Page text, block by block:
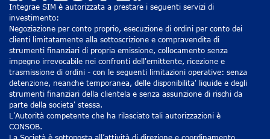
Integrae SIM è autorizzata a prestare i seguenti servizi di
investimento:
Negoziazione per conto proprio, esecuzione di ordini per conto dei
clienti limitatamente alla sottoscrizione e compravendita di
strumenti finanziari di propria emissione, collocamento senza
impegno irrevocabile nei confronti dell'emittente, ricezione e
trasmissione di ordini - con le seguenti limitazioni operative: senza
detenzione, neanche temporanea, delle disponibilita' liquide e degli
strumenti finanziari della clientela e senza assunzione di rischi da
parte della societa' stessa.
L’Autorità competente che ha rilasciato tali autorizzazioni è
CONSOB.
La Società è sottoposta all’attività di direzione e coordinamento